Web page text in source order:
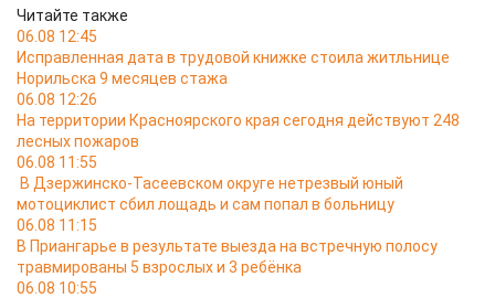
Читайте также
06.08 12:45
Исправленная дата в трудовой книжке стоила житльнице
Норильска 9 месяцев стажа
06.08 12:26
На территории Красноярского края сегодня действуют 248
лесных пожаров
06.08 11:55
В Дзержинско-Тасеевском округе нетрезвый юный
мотоциклист сбил лощадь и сам попал в больницу
06.08 11:15
В Приангарье в результате выезда на встречную полосу
травмированы 5 взрослых и 3 ребёнка
06.08 10:55